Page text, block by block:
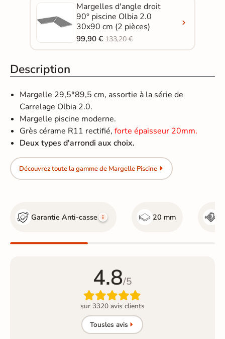
Margelles d'angle droit
90° piscine Olbia 2.0
30x90 cm (2 pièces)
99,90 €133,20 €
Description
Margelle 29,5*89,5 cm, assortie à la série de
Carrelage Olbia 2.0.
Margelle piscine moderne.
Grès cérame R11 rectifié,forte épaisseur 20mm.
Deux types d'arrondi aux choix.
Découvrez toute la gamme de Margelle Piscine
Garantie Anti-casse 20 mm
4.8/5

sur 3320 avis clients
Tousles avis